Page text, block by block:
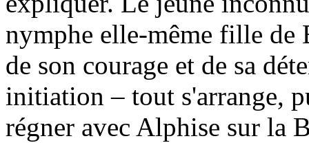
nymphe elle-même fille de
de son courage et de sa
initiation – tout s'arrange,
régner avec Alphise sur la